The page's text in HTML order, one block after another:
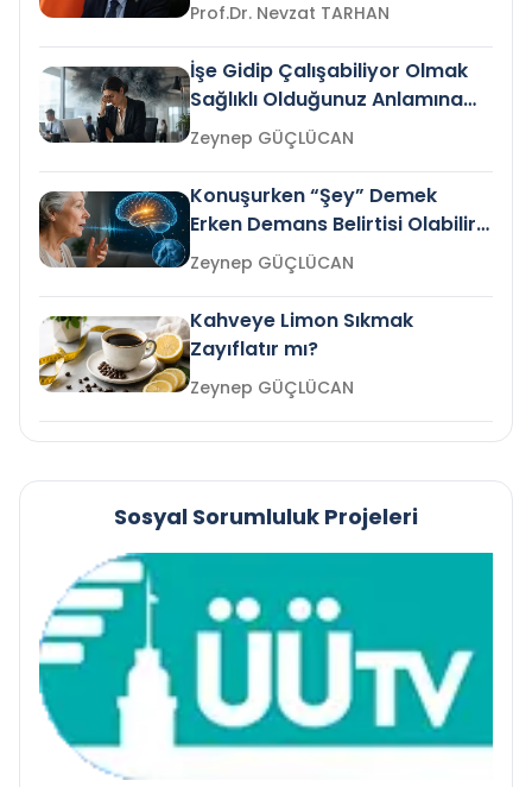
Prof.Dr. Nevzat TARHAN
İşe Gidip Çalışabiliyor Olmak
Sağlıklı Olduğunuz Anlamına
Gelir mi?Zeynep GÜÇLÜCAN
Konuşurken “Şey” Demek
Erken Demans Belirtisi Olabilir
mi?
Zeynep GÜÇLÜCAN
Kahveye Limon Sıkmak
Zayıflatır mı?
Zeynep GÜÇLÜCAN
Sosyal Sorumluluk Projeleri